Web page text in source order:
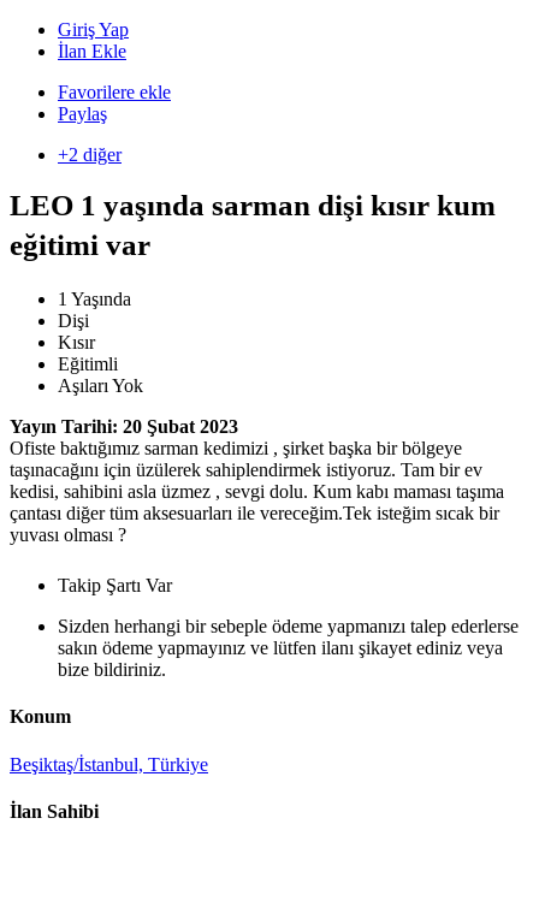
Giriş Yap
İlan Ekle
Favorilere ekle
Paylaş
+2 diğer
LEO 1 yaşında sarman dişi kısır kum
eğitimi var
1 Yaşında
Dişi
Kısır
Eğitimli
Aşıları Yok
Yayın Tarihi: 20 Şubat 2023
Ofiste baktığımız sarman kedimizi , şirket başka bir bölgeye
taşınacağını için üzülerek sahiplendirmek istiyoruz. Tam bir ev
kedisi, sahibini asla üzmez , sevgi dolu. Kum kabı maması taşıma
çantası diğer tüm aksesuarları ile vereceğim.Tek isteğim sıcak bir
yuvası olması ?
Takip Şartı Var
Sizden herhangi bir sebeple ödeme yapmanızı talep ederlerse
sakın ödeme yapmayınız ve lütfen ilanı şikayet ediniz veya
bize bildiriniz.
Konum
Beşiktaş/İstanbul, Türkiye
İlan Sahibi